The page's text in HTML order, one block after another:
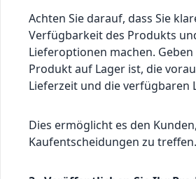
Achten Sie darauf, dass Sie
Verfügbarkeit des Produkts
Lieferoptionen machen. Geben
Produkt auf Lager ist, die
Lieferzeit und die verfügbaren
Dies ermöglicht es den
Kaufentscheidungen zu treffen.